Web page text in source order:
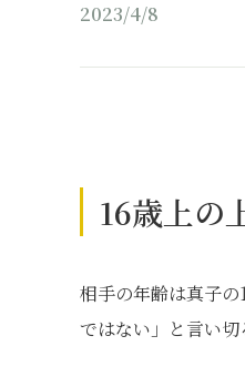
2023/4/8
16歳上の
相手の年齢は真子
ではない」と言い切